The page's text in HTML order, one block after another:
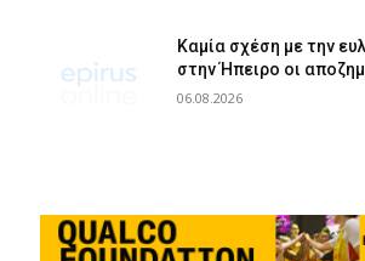
Καμία σχέση με την
στην Ήπειρο οι
06.08.2026